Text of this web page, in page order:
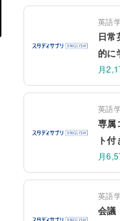
英語
日常
的に
月
英語
専属
ト付
月
英語
会議